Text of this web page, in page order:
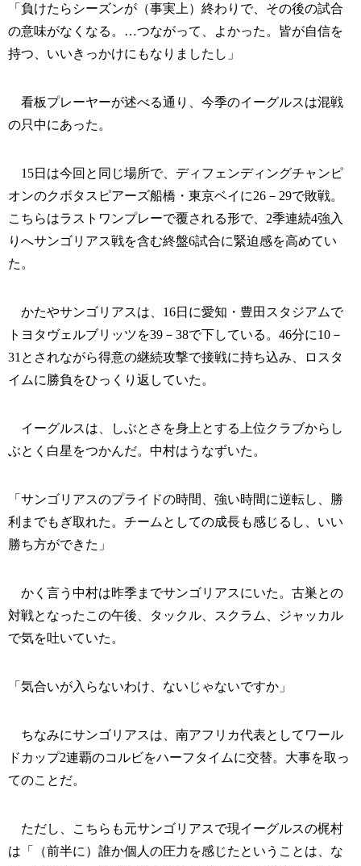
「負けたらシーズンが（事実上）終わりで、その後の試合
の意味がなくなる。…つながって、よかった。皆が自信を
持つ、いいきっかけにもなりましたし」
看板プレーヤーが述べる通り、今季のイーグルスは混戦
の只中にあった。
15日は今回と同じ場所で、ディフェンディングチャンピ
オンのクボタスピアーズ船橋・東京ベイに26－29で敗戦。
こちらはラストワンプレーで覆される形で、2季連続4強入
りへサンゴリアス戦を含む終盤6試合に緊迫感を高めてい
た。
かたやサンゴリアスは、16日に愛知・豊田スタジアムで
トヨタヴェルブリッツを39－38で下している。46分に10－
31とされながら得意の継続攻撃で接戦に持ち込み、ロスタ
イムに勝負をひっくり返していた。
イーグルスは、しぶとさを身上とする上位クラブからし
ぶとく白星をつかんだ。中村はうなずいた。
「サンゴリアスのプライドの時間、強い時間に逆転し、勝
利までもぎ取れた。チームとしての成長も感じるし、いい
勝ち方ができた」
かく言う中村は昨季までサンゴリアスにいた。古巣との
対戦となったこの午後、タックル、スクラム、ジャッカル
で気を吐いていた。
「気合いが入らないわけ、ないじゃないですか」
ちなみにサンゴリアスは、南アフリカ代表としてワール
ドカップ2連覇のコルビをハーフタイムに交替。大事を取っ
てのことだ。
ただし、こちらも元サンゴリアスで現イーグルスの梶村
は「（前半に）誰か個人の圧力を感じたということは、な